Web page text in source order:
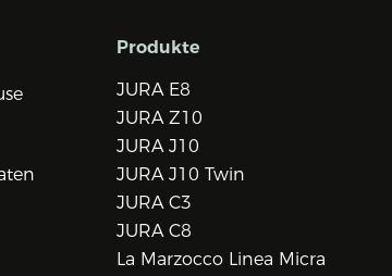
Produkte
JURA E8
JURA Z10
JURA J10
JURA J10 Twin
JURA C3
JURA C8
La Marzocco Linea Micra